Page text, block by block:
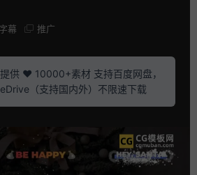
幕 推广
提供 ❤️ 10000+素材 支持百度网盘，
（支持国内外）不限速下载